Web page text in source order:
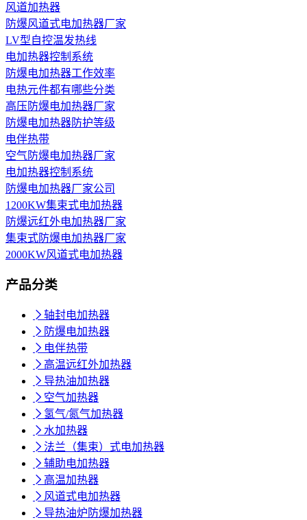
风道加热器
防爆风道式电加热器厂家
LV型自控温发热线
电加热器控制系统
防爆电加热器工作效率
电热元件都有哪些分类
高压防爆电加热器厂家
防爆电加热器防护等级
电伴热带
空气防爆电加热器厂家
电加热器控制系统
防爆电加热器厂家公司
1200KW集束式电加热器
防爆远红外电加热器厂家
集束式防爆电加热器厂家
2000KW风道式电加热器
产品分类
 轴封电加热器
 防爆电加热器
 电伴热带
 高温远红外加热器
 导热油加热器
 空气加热器
 氢气/氮气加热器
 水加热器
 法兰（集束）式电加热器
 辅助电加热器
 高温加热器
 风道式电加热器
 导热油炉防爆加热器